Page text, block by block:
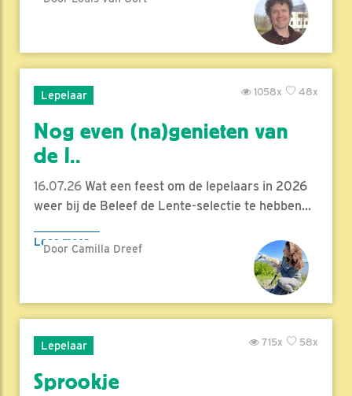
Lepelaar 48x
1058x
Nog even (na)genieten van
de l..
16.07.26 Wat een feest om de lepelaars in 2026
weer bij de Beleef de Lente-selectie te hebben...
Lees meer
Door Camilla Dreef
Lepelaar 58x
715x
Sprookje